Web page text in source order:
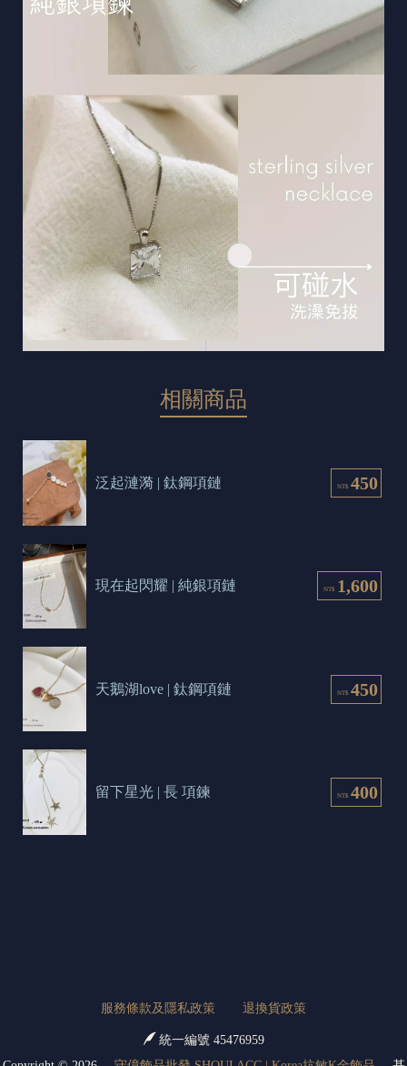
相關商品
NT$ 450
泛起漣漪 | 鈦鋼項鏈
NT$ 1,600
現在起閃耀 | 純銀項鏈
NT$ 450
天鵝湖love | 鈦鋼項鏈
NT$ 400
留下星光 | 長 項鍊
服務條款及隱私政策 退換貨政策
統一編號 45476959